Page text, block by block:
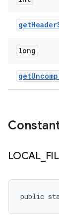
getHeader
long
get
LOCAL_
public